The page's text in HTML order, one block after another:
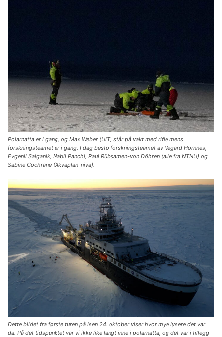
Polarnatta er i gang, og Max Weber (UiT) står på vakt med rifle mens
forskningsteamet er i gang. I dag besto forskningsteamet av Vegard Hornnes,
Evgenii Salganik, Nabil Panchi, Paul Rübsamen-von Döhren (alle fra NTNU) og
Sabine Cochrane (Akvaplan-niva).
Dette bildet fra første turen på isen 24. oktober viser hvor mye lysere det var
da. På det tidspunktet var vi ikke like langt inne i polarnatta, og det var i tillegg